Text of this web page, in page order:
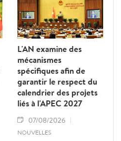
L'AN examine des
mécanismes
spécifiques afin de
garantir le respect du
calendrier des projets
liés à l'APEC 2027
07/08/2026
NOUVELLES